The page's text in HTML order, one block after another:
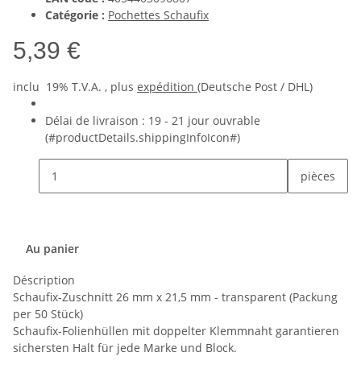
Catégorie : Pochettes Schaufix
5,39 €
inclu 19% T.V.A. , plus expédition (Deutsche Post / DHL)
Délai de livraison : 19 - 21 jour ouvrable
(#productDetails.shippingInfoIcon#)
pièces
Au panier
Déscription
Schaufix-Zuschnitt 26 mm x 21,5 mm - transparent (Packung
per 50 Stück)
Schaufix-Folienhüllen mit doppelter Klemmnaht garantieren
sichersten Halt für jede Marke und Block.